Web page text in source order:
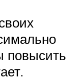
повысить